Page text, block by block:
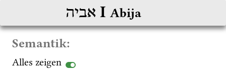
אביה‎ I Abija
Semantik:
Alles zeigen